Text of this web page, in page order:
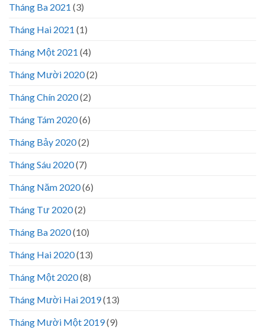
Tháng Ba 2021 (3)
Tháng Hai 2021 (1)
Tháng Một 2021 (4)
Tháng Mười 2020(2)
Tháng Chín 2020(2)
Tháng Tám 2020(6)
Tháng Bảy 2020(2)
Tháng Sáu 2020(7)
Tháng Năm 2020(6)
Tháng Tư 2020(2)
Tháng Ba 2020(10)
Tháng Hai 2020(13)
Tháng Một 2020(8)
Tháng Mười Hai 2019(13)
Tháng Mười Một 2019(9)